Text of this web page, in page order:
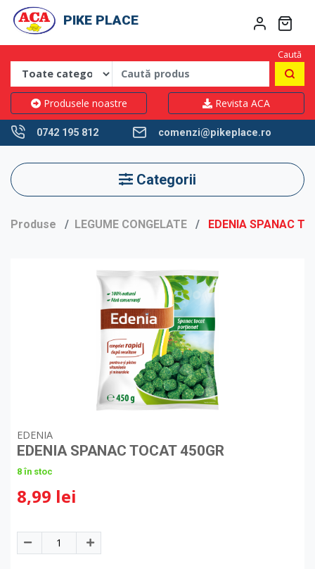
PIKE PLACE
Caută
Produsele noastre Revista ACA
0742 195 812 comenzi@pikeplace.ro
Categorii
Produse LEGUME CONGELATE EDENIA SPANAC
EDENIA
EDENIA SPANAC TOCAT 450GR
8 în stoc
8,99 lei